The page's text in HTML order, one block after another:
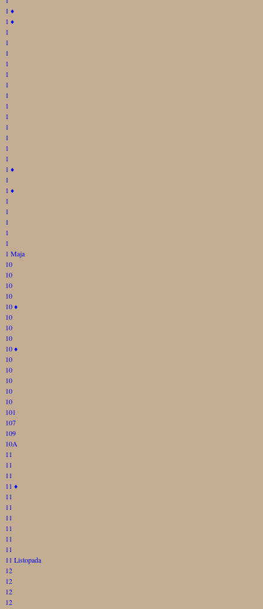
1 ♦
1 ♦
1
1
1
1
1
1
1
1
1
1
1
1
1
1 ♦
1
1 ♦
1
1
1
1
1
1 Maja
10
10
10
10
10♦
10
10
10
10♦
10
10
10
10
10
101
107
109
10A
11
11
11
11 ♦
11
11
11
11
11
11
11 Listopada
12
12
12
12